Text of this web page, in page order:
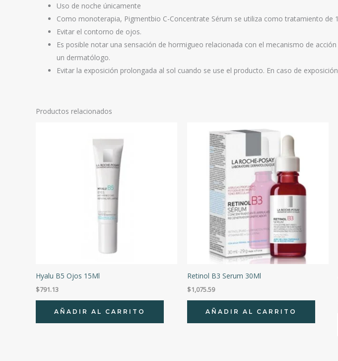
Uso de noche únicamente
Como monoterapia, Pigmentbio C-Concentrate Sérum se utiliza como tratamiento de
Evitar el contorno de ojos.
Es posible notar una sensación de hormigueo relacionada con el mecanismo de
un dermatólogo.
Evitar la exposición prolongada al sol cuando se use el producto. En caso de
Productos relacionados
Hyalu B5 Ojos 15Ml
$791.13
AÑADIR AL CARRITO
Retinol B3 Serum 30Ml
$1,075.59
AÑADIR AL CARRITO